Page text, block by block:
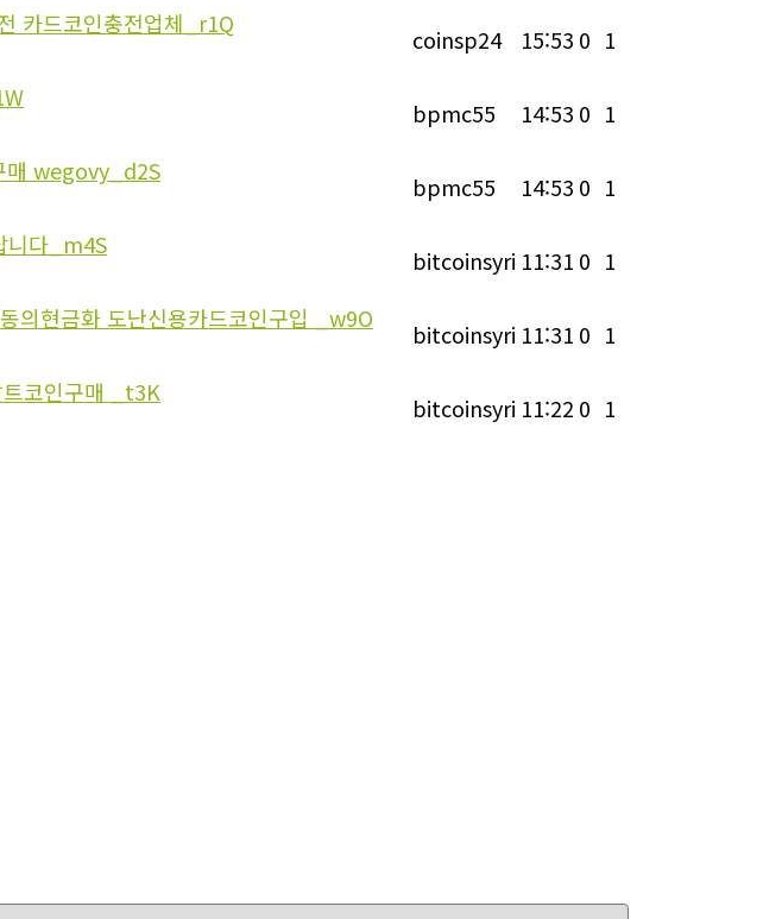
카드코인충전업체_r1Q
coinsp24 15:53 0 1
bpmc55 14:53 0 1
매 wegovy_d2S
bpmc55 14:53 0 1
니다_m4S
bitcoinsyri 11:31 0 1
의현금화 도난신용카드코인구입 _w9O
bitcoinsyri 11:31 0 1
코인구매 _t3K
bitcoinsyri 11:22 0 1